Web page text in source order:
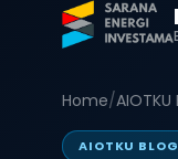
Home/AIOTKU
AIOTKU BLOG